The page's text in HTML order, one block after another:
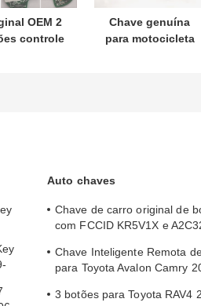
OEM 2
controle
Chave genuína
para motocicleta
Auto chaves
Chave de carro original de
com FCCID KR5V1X e
Chave Inteligente Remota
para Toyota Avalon Camry
3 botões para Toyota RAV4